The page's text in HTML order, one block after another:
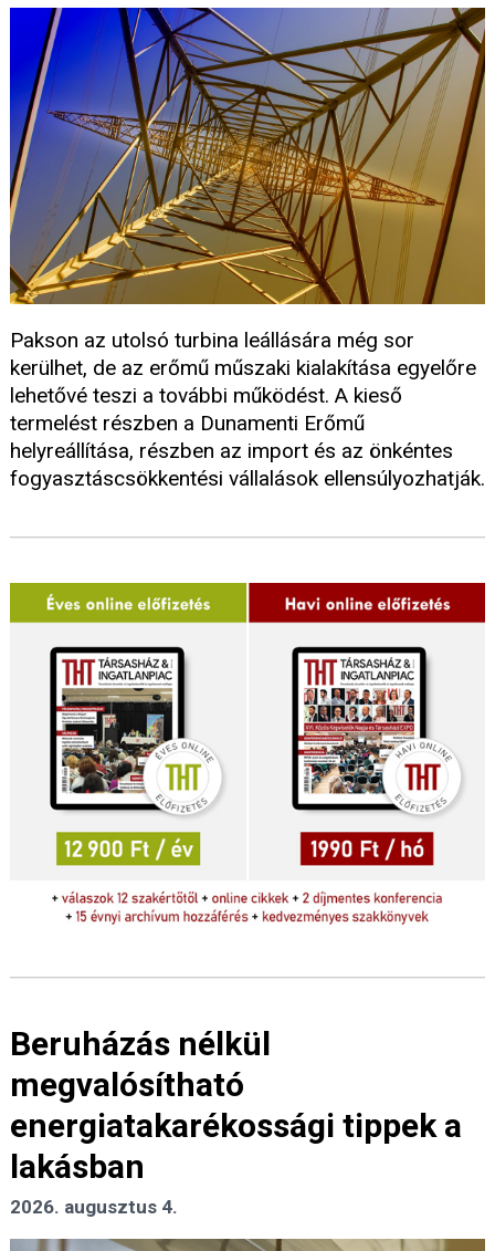
Pakson az utolsó turbina leállására még sor
kerülhet, de az erőmű műszaki kialakítása egyelőre
lehetővé teszi a további működést. A kieső
termelést részben a Dunamenti Erőmű
helyreállítása, részben az import és az önkéntes
fogyasztáscsökkentési vállalások ellensúlyozhatják.
Beruházás nélkül
megvalósítható
energiatakarékossági tippek a
lakásban
2026. augusztus 4.